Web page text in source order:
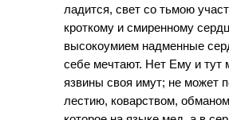
ладится, свет со тьмою
кроткому и смиренному
высокоумием надменные
себе мечтают. Нет Ему и тут
язвины своя имут; не может
лестию, коварством,